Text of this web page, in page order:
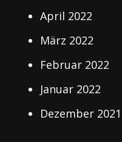
April 2022
März 2022
Februar 2022
Januar 2022
Dezember 2021